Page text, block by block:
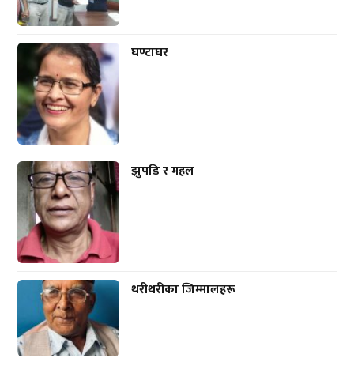
घण्टाघर
झुपडि र महल
थरीथरीका जिम्मालहरू